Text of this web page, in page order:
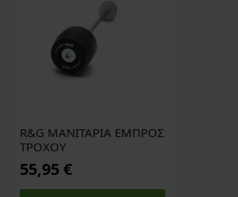
R&G ΜΑΝΙΤΑΡΙΑ ΕΜΠΡΟΣ
ΤΡΟΧΟΥ
55,95 €